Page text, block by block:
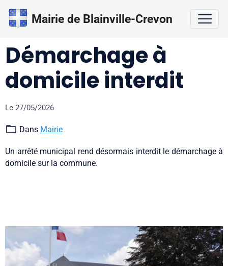
Mairie de Blainville-Crevon
Démarchage à
domicile interdit
Le 27/05/2026
Dans Mairie
Un arrêté municipal rend désormais interdit le démarchage à
domicile sur la commune.